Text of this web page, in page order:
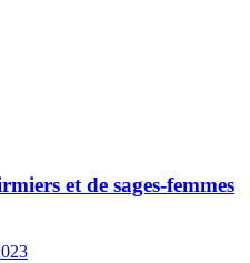
et de sages-femmes